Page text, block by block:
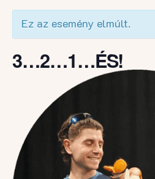
Ez az esemény elmúlt.
3…2…1…ÉS!